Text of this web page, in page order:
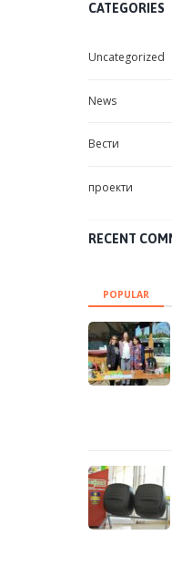
CATEGORIES
Uncategorized
News
Вести
проекти
RECENT
POPULAR